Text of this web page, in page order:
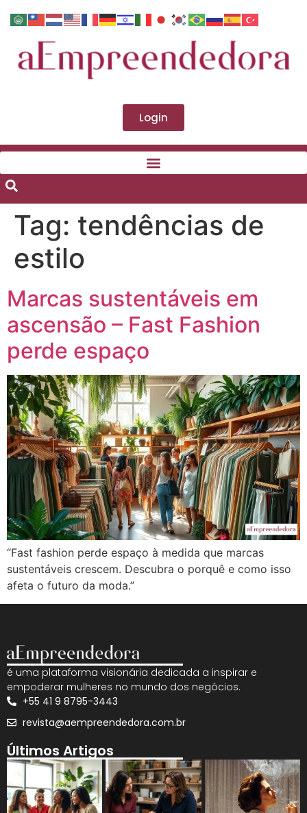
Login
Tag: tendências de
estilo
Marcas sustentáveis em
ascensão – Fast Fashion
perde espaço
“Fast fashion perde espaço à medida que marcas
sustentáveis crescem. Descubra o porquê e como isso
afeta o futuro da moda.”
é uma plataforma visionária dedicada a inspirar e
empoderar mulheres no mundo dos negócios.
+55 41 9 8795-3443
revista@aempreendedora.com.br
Últimos Artigos